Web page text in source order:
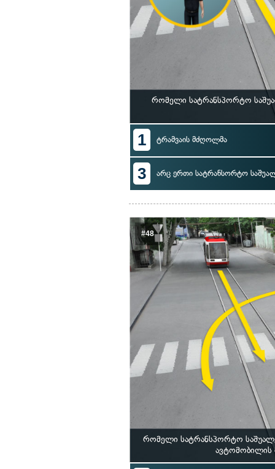
რომელი სატრანსპორტო
1 ტრამვაის მძღოლმა
3 არც ერთი სატრანსორტო
#48
რომელი სატრანსპორტო
ავტომობილის